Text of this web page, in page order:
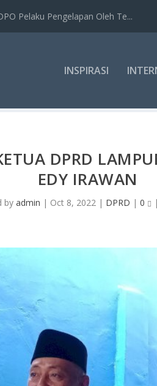
Pelaku Pengelapan Oleh Te...
INSPIRASI
DPRD
EDY IRAWAN
byadmin | Oct 8, 2022 | DPRD |0 |